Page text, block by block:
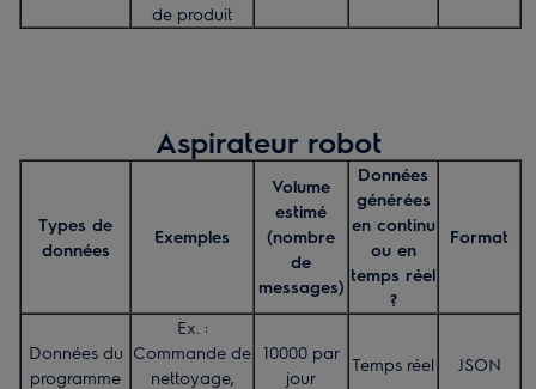
de produit
Aspirateur robot
Types de
données
Exemples
Volume
estimé
(nombre
de
messages)
Données
générées
en continu
ou en
temps réel
?
Format
Données du
programme
Ex. :
Commande de
nettoyage,
10000 par
jour
Temps réel JSON